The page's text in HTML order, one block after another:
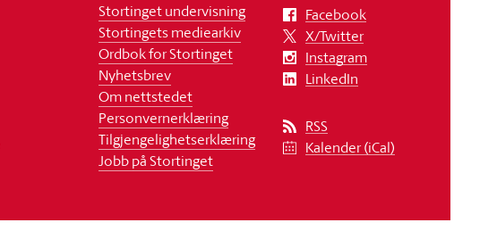
Stortinget undervisning
Stortingets mediearkiv
Ordbok for Stortinget
Nyhetsbrev
Om nettstedet
Personvernerklæring
Tilgjengelighetserklæring
Jobb på Stortinget
Facebook
X/Twitter
Instagram
LinkedIn
RSS
Kalender (iCal)